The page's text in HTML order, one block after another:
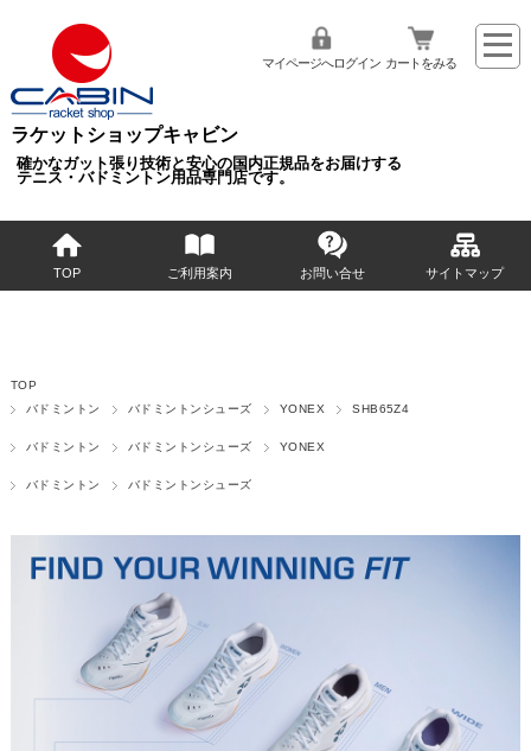
ラケットショップキャビン
確かなガット張り技術と安心の国内正規品をお届けする
テニス・バドミントン用品専門店です。
マイページへログイン カートをみる
TOP ご利用案内 お問い合せ サイトマップ
TOP
バドミントン
バドミントンシューズ YONEX SHB65Z4
バドミントン バドミントンシューズ YONEX
バドミントン バドミントンシューズ